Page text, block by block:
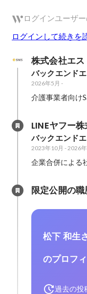
ログインユーザ
ログインして続きを
株式会社エ
バックエンド
2026年5月 -
介護事業者向け
LINEヤフー
バックエンド
2023年10月 -2026
企業合併による
限定公開の
松下 和生
のプロフ
過去の投